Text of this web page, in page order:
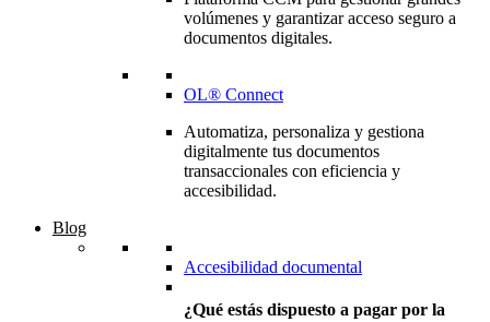
volúmenes y garantizar acceso seguro a
documentos digitales.
OL® Connect
Automatiza, personaliza y gestiona
digitalmente tus documentos
transaccionales con eficiencia y
accesibilidad.
Blog
Accesibilidad documental
¿Qué estás dispuesto a pagar por la